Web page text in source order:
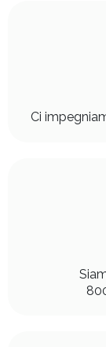
Ci